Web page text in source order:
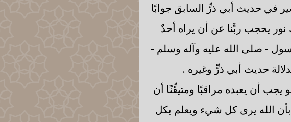
في حديث أبي ذرٍّ السابق جوابًا
نور يحجب ربَّنا عن أن يراه أحدٌ
- صلى الله عليه وآله وسلم -
حديث أبي ذرٍّ وغيره .
يجب أن يعبده مراقبًا ومتيقِّنًا أن
بأن الله يرى كل شيء ويعلم بكل